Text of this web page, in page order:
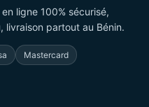
ligne 100% sécurisé,
livraison partout au Bénin.
Mastercard